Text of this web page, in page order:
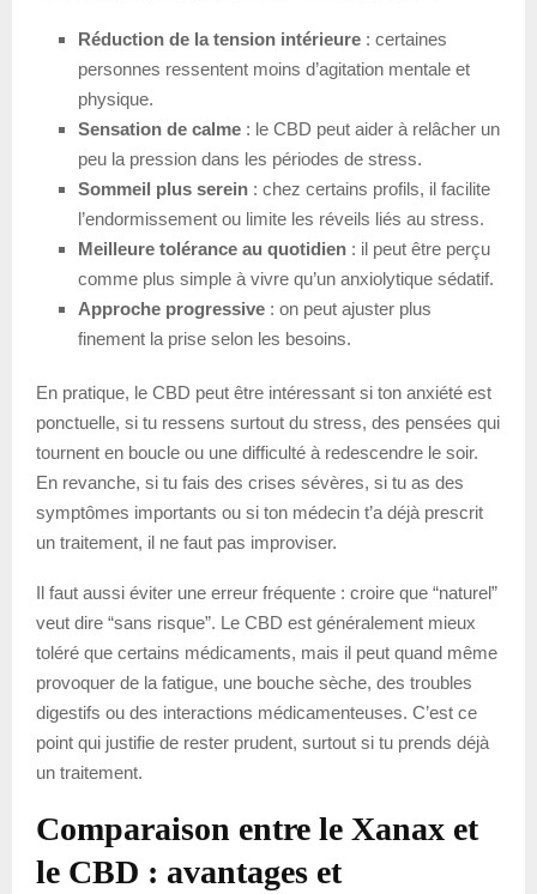
Réduction de la tension intérieure : certaines
personnes ressentent moins d’agitation mentale et
physique.
Sensation de calme : le CBD peut aider à relâcher un
peu la pression dans les périodes de stress.
Sommeil plus serein : chez certains profils, il facilite
l’endormissement ou limite les réveils liés au stress.
Meilleure tolérance au quotidien : il peut être perçu
comme plus simple à vivre qu’un anxiolytique sédatif.
Approche progressive : on peut ajuster plus
finement la prise selon les besoins.
En pratique, le CBD peut être intéressant si ton anxiété est
ponctuelle, si tu ressens surtout du stress, des pensées qui
tournent en boucle ou une difficulté à redescendre le soir.
En revanche, si tu fais des crises sévères, si tu as des
symptômes importants ou si ton médecin t’a déjà prescrit
un traitement, il ne faut pas improviser.
Il faut aussi éviter une erreur fréquente : croire que “naturel”
veut dire “sans risque”. Le CBD est généralement mieux
toléré que certains médicaments, mais il peut quand même
provoquer de la fatigue, une bouche sèche, des troubles
digestifs ou des interactions médicamenteuses. C’est ce
point qui justifie de rester prudent, surtout si tu prends déjà
un traitement.
Comparaison entre le Xanax et
le CBD : avantages et